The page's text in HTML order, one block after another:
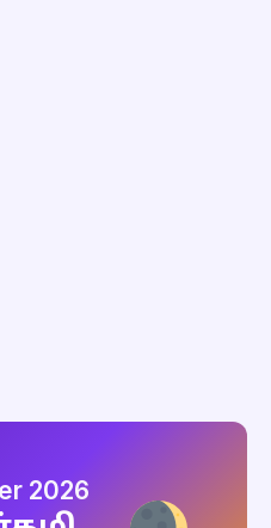
2026